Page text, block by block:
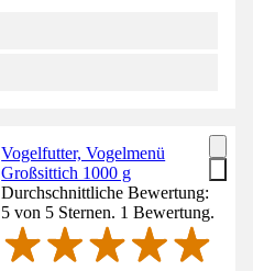
Vogelfutter, Vogelmenü
Großsittich 1000 g
Durchschnittliche Bewertung:
5 von 5 Sternen. 1 Bewertung.